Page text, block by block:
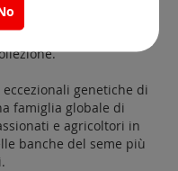
aperto la strada
terpeni della maggior
genetiche di
famiglia globale di
e agricoltori in
banche del seme più